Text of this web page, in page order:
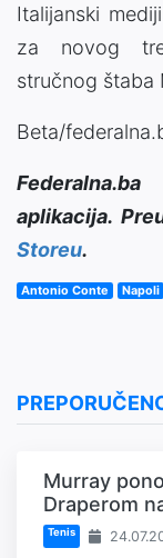
Italijanski
za novog
stručnog štaba
Beta/
aplikacija.
Storeu.
Antonio Conte Napoli
Murray
Draperom
Tenis